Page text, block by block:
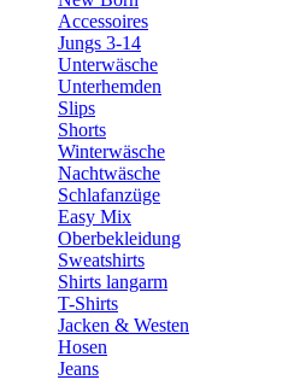
Accessoires
Jungs 3-14
Unterwäsche
Unterhemden
Slips
Shorts
Winterwäsche
Nachtwäsche
Schlafanzüge
Easy Mix
Oberbekleidung
Sweatshirts
Shirts langarm
T-Shirts
Jacken & Westen
Hosen
Jeans